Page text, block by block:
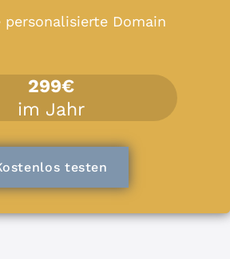
personalisierte Domain
299€
im Jahr
testen